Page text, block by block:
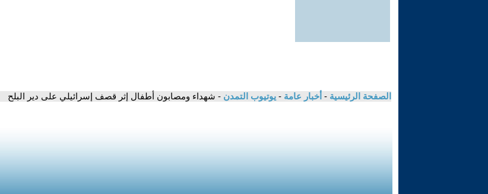
الصفحة الرئيسية - أخبار عامة - يوتيوب التمدن - شهداء ومصابون أطفال إثر قصف إسرائيلي على دير البلح